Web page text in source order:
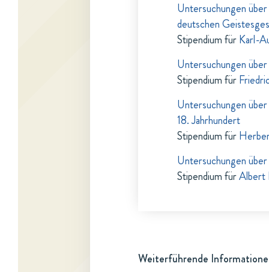
Untersuchungen
deutschen
Stipendium fürKarl-
Untersuchungen
Stipendium für
Untersuchungen
18. Jahrhundert
Stipendium für
Untersuchungen
Stipendium fürAlbert
Weiterführende